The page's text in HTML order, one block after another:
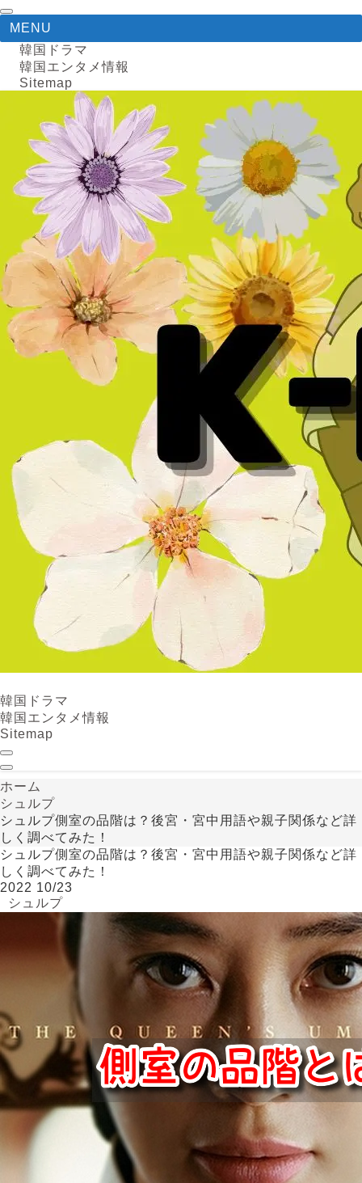
MENU
韓国ドラマ
韓国エンタメ情報
Sitemap
韓国ドラマ
韓国エンタメ情報
Sitemap
ホーム
シュルプ
シュルプ側室の品階は？後宮・宮中用語や親子関係など詳
しく調べてみた！
シュルプ側室の品階は？後宮・宮中用語や親子関係など詳
しく調べてみた！
2022 10/23
シュルプ